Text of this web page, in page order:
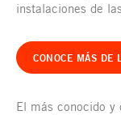
instalaciones de
CONOCE MÁS
El más conocido